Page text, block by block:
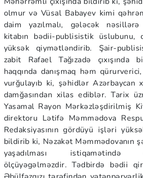
olmur və Vüsal Babayev kimi
daim yazılmalı, gələcək nəsillərə
kitabın bədii-publisistik üslubunu,
yüksək qiymətləndirib. Şair-
zabit Rafael Tağızadə
haqqında danışmaq həm
vurğulayıb ki, şəhidlər Azərbaycan
damğasından xilas ediblər. Tarix
Yasamal Rayon Mərkəzləşdirilmiş
direktoru Lətifə Məmmədova
Redaksiyasının gördüyü işləri
bildirib ki, Nəzakət Məmmədovanın
yaşadılması
ölçüyəgəlməzdir. Tədbirdə bədii